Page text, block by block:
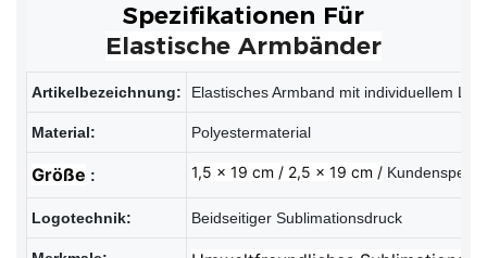
Spezifikationen Für
Elastische Armbänder
Artikelbezeichnung: Elastisches Armband mit individuellem
Material: Polyestermaterial
Größe : 1,5 x 19 cm / 2,5 x 19 cm /
Logotechnik: Beidseitiger Sublimationsdruck